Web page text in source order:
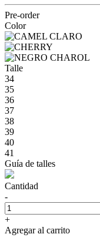
Pre-order
Color
Talle
34
35
36
37
38
39
40
41
Guía de talles
Cantidad
-
+
Agregar al carrito